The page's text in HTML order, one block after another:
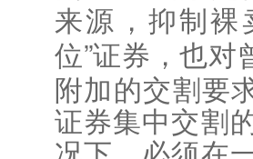
来源，抑制裸
位”证券，也对
附加的交割要
证券集中交割